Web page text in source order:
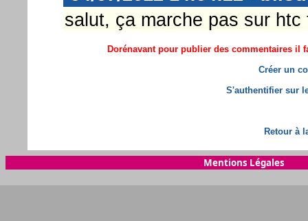
salut, ça marche pas sur
Dorénavant pour publier des commentaires il
Créer un
S'authentifier sur
Retour à
Mentions Légales